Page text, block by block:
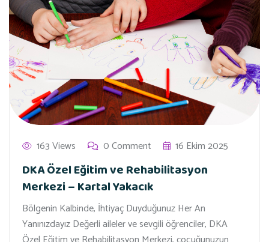
163 Views 0 Comment 16 Ekim 2025
DKA Özel Eğitim ve Rehabilitasyon
Merkezi – Kartal Yakacık
Bölgenin Kalbinde, İhtiyaç Duyduğunuz Her An
Yanınızdayız Değerli aileler ve sevgili öğrenciler, DKA